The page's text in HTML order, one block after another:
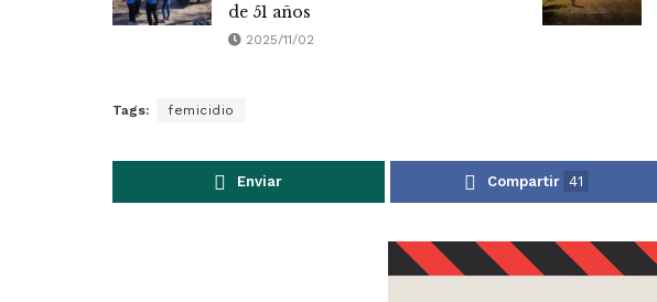
de 51 años
2025/11/02
Tags: femicidio
Enviar Compartir 41